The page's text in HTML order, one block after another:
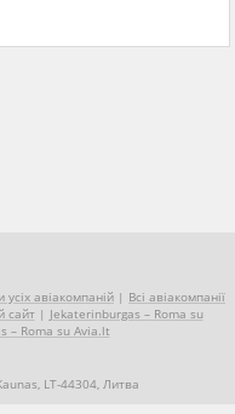
усіх авіакомпаній | Всі авіакомпанії
сайт| Jekaterinburgas – Roma su
– Roma su Avia.lt
LT-44304, Литва